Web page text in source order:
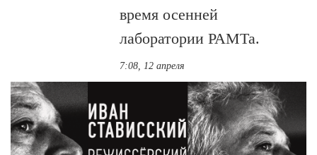
время осенней
лаборатории РАМТа.
7:08, 12 апреля